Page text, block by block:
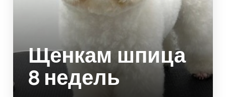
Щенкам шпица
8 недель